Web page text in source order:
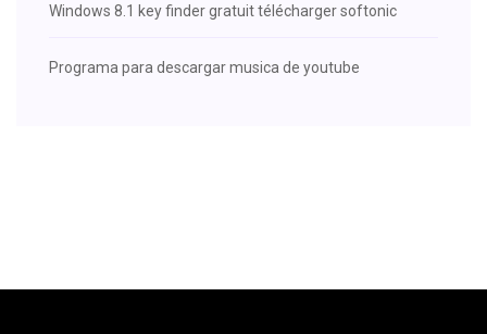
Windows 8.1 key finder gratuit télécharger softonic
Programa para descargar musica de youtube